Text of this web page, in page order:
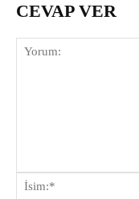
CEVAP VER
Yorum: